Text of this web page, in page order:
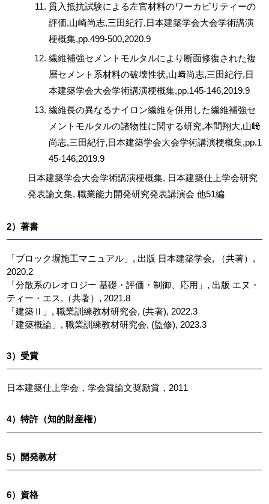
貫入抵抗試験による左官材料のワーカビリティーの
評価,山崎尚志,三田紀行,日本建築学会大会学術講演
梗概集,pp.499-500,2020.9
繊維補強セメントモルタルにより断面修復された複
層セメント系材料の破壊性状,山﨑尚志,三田紀行,日
本建築学会大会学術講演梗概集,pp.145-146,2019.9
繊維長の異なるナイロン繊維を併用した繊維補強セ
メントモルタルの諸物性に関する研究,本間翔大,山﨑
尚志,三田紀行,日本建築学会大会学術講演梗概集,pp.1
45-146,2019.9
日本建築学会大会学術講演梗概集, 日本建築仕上学会研究
発表論文集, 職業能力開発研究発表講演会 他51編
2）著書
「ブロック塀施工マニュアル」, 出版 日本建築学会, （共著）,
2020.2
「分散系のレオロジー 基礎・評価・制御、応用」, 出版 エヌ・
ティー・エス,（共著）, 2021.8
「建築Ⅱ」, 職業訓練教材研究会, (共著), 2022.3
「建築概論」, 職業訓練教材研究会, (監修), 2023.3
3）受賞
日本建築仕上学会，学会賞論文奨励賞，2011
4）特許（知的財産権）
5）開発教材
6）資格